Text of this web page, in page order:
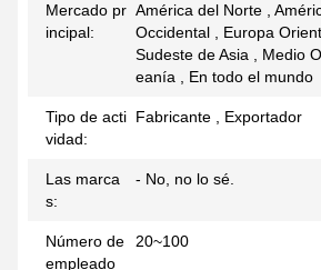
Mercado pr
incipal:
América del Norte ,
Occidental , Europa
Sudeste de Asia , Medio
eanía , En todo el mundo
Tipo de acti
vidad:
Fabricante , Exportador
Las marca
s:
- No, no lo sé.
Número de
empleado
20~100